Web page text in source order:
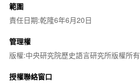
範圍
責任日期:乾隆6年6月20日
管理權
版權:中央研究院歷史語言研究所版權所有
授權聯絡窗口